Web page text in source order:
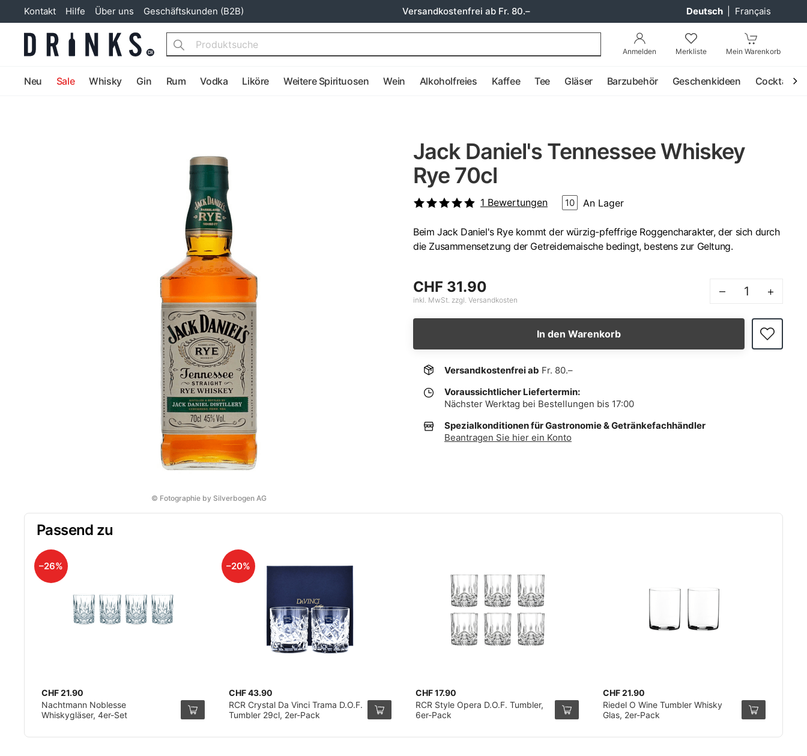
Kontakt Hilfe Über uns Geschäftskunden (B2B) Versandkostenfrei ab Fr. 80.– Deutsch Français
Anmelden Merkliste Mein Warenkorb
Search
Neu Sale Whisky Gin Rum Vodka Liköre Weitere Spirituosen Wein Alkoholfreies Kaffee Tee Gläser Barzubehör Geschenkideen Cocktail
© Fotographie by Silverbogen AG
Jack Daniel's Tennessee Whiskey
Rye 70cl
1 Bewertungen 10 An Lager
Beim Jack Daniel's Rye kommt der würzig-pfeffrige Roggencharakter, der sich durch
die Zusammensetzung der Getreidemaische bedingt, bestens zur Geltung.
CHF 31.90
inkl. MwSt. zzgl. Versandkosten
– +
In den Warenkorb
Versandkostenfrei ab Fr. 80.–
Voraussichtlicher Liefertermin:
Nächster Werktag bei Bestellungen bis 17:00
Spezialkonditionen für Gastronomie & Getränkefachhändler
Beantragen Sie hier ein Konto
Passend zu
–26%
CHF 21.90
Nachtmann Noblesse
Whiskygläser, 4er-Set
–20%
CHF 43.90
RCR Crystal Da Vinci Trama D.O.F.
Tumbler 29cl, 2er-Pack
CHF 17.90
RCR Style Opera D.O.F. Tumbler,
6er-Pack
CHF 21.90
Riedel O Wine Tumbler Whisky
Glas, 2er-Pack